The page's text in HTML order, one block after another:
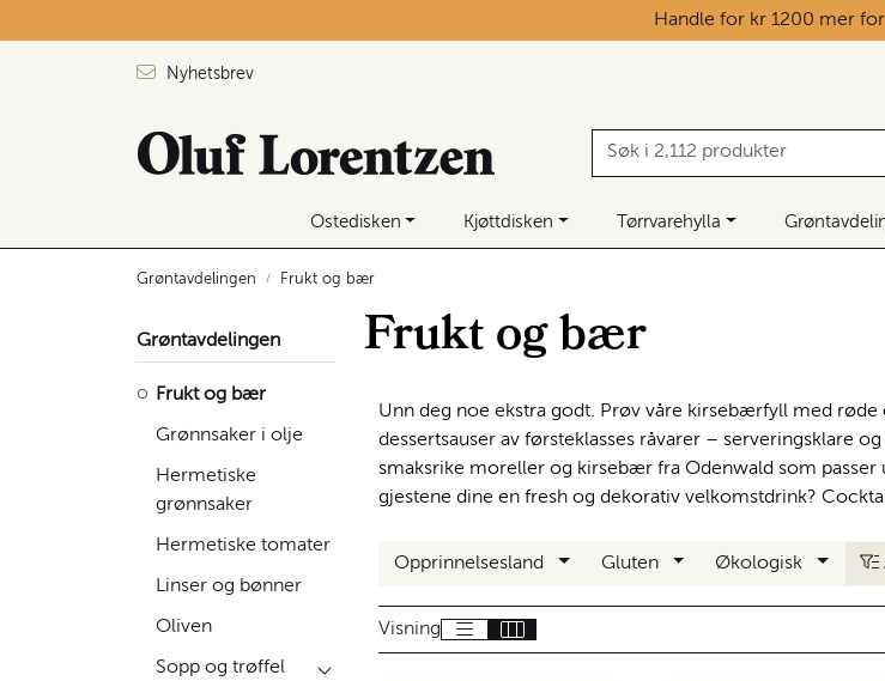
Handle for kr 1200 mer
Nyhetsbrev
Ostedisken Kjøttdisken Tørrvarehylla
Grøntavdelingen Frukt og bær
Grøntavdelingen
Frukt og bær
Grønnsaker i olje
Hermetiske
grønnsaker
Hermetiske tomater
Linser og bønner
Oliven
Sopp og trøffel
Frukt og bær
Unn deg noe ekstra godt. Prøv våre kirsebærfyll med
dessertsauser av førsteklasses råvarer – serveringsklare
smaksrike moreller og kirsebær fra Odenwald som passer
gjestene dine en fresh og dekorativ velkomstdrink?
Opprinnelsesland Gluten Økologisk
Visning